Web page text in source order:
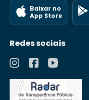
Baixar no
App Store
Redes sociais